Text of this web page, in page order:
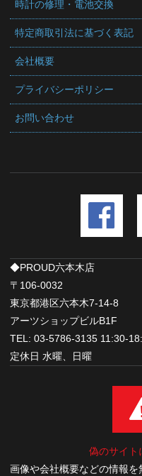
時計の修理・電池交換
特定商取引法に基づく表記
会社概要
プライバシーポリシー
お問い合わせ
◆PROUD六本木店
〒106-0032
東京都港区六本木7-14-8
アーツショップビルB1F
TEL: 03-5786-3135 11:30-
定休日 水曜、日曜
偽のサイト
画像や会社概要などの情報